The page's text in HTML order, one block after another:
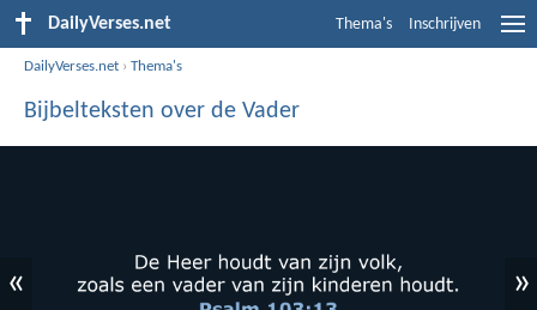
DailyVerses.net Thema's Inschrijven
DailyVerses.net ›Thema's
Bijbelteksten over de Vader
« »